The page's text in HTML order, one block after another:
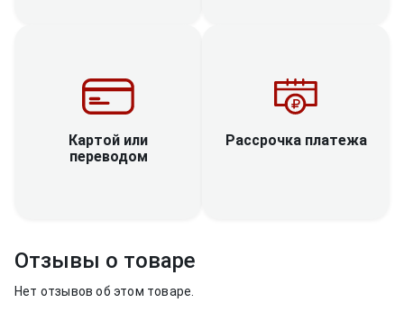
Картой или
переводом
Рассрочка платежа
Отзывы о товаре
Нет отзывов об этом товаре.